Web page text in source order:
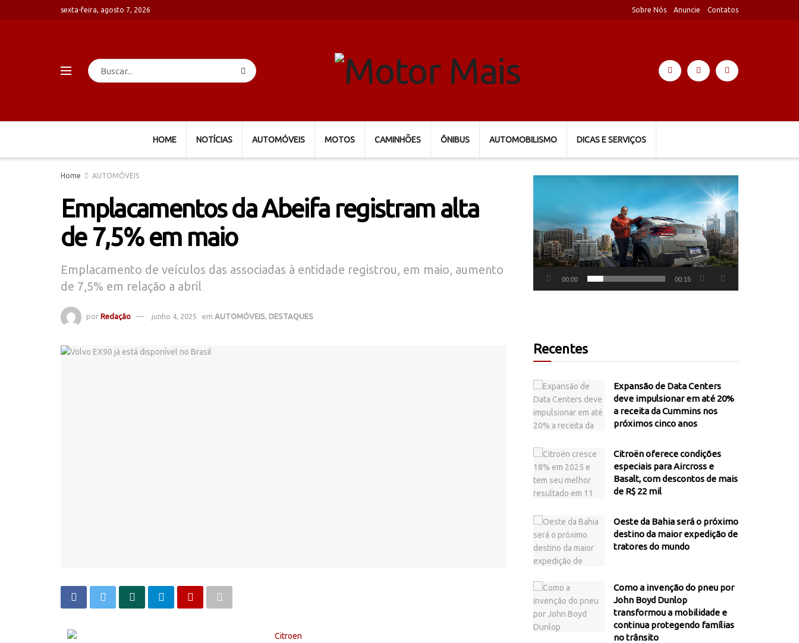
sexta-feira, agosto 7, 2026 Sobre Nós Anuncie Contatos
HOME NOTÍCIAS AUTOMÓVEIS MOTOS CAMINHÕES ÔNIBUS AUTOMOBILISMO DICAS E SERVIÇOS
Home AUTOMÓVEIS
Emplacamentos da Abeifa registram alta
de 7,5% em maio
Emplacamento de veículos das associadas à entidade registrou, em maio, aumento
de 7,5% em relação a abril
por Redação junho 4, 2025 em AUTOMÓVEIS DESTAQUES
00:00 00:15
Recentes
Expansão de Data Centers
deve impulsionar em até 20%
a receita da Cummins nos
próximos cinco anos
Citroën oferece condições
especiais para Aircross e
Basalt, com descontos de mais
de R$ 22 mil
Oeste da Bahia será o próximo
destino da maior expedição de
tratores do mundo
Como a invenção do pneu por
John Boyd Dunlop
transformou a mobilidade e
continua protegendo famílias
no trânsito